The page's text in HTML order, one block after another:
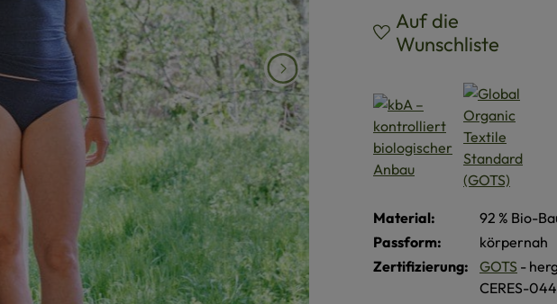
Auf die
Wunschliste
Material: 92 % Bio-
Passform:
körpernah
Zertifizierung:
GOTS -
CERES-